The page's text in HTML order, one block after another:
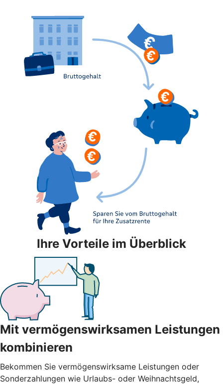
Ihre Vorteile im Überblick
Mit vermögenswirksamen Leistungen
kombinieren
Bekommen Sie vermögenswirksame Leistungen oder
Sonderzahlungen wie Urlaubs- oder Weihnachtsgeld,